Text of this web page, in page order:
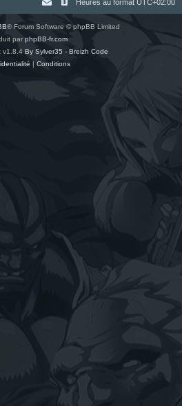
Heures au format UTC+02:00
® Forum Software © phpBB Limited
parphpBB-fr.com
v1.8.4 By Sylver35 - Breizh Code
| Conditions